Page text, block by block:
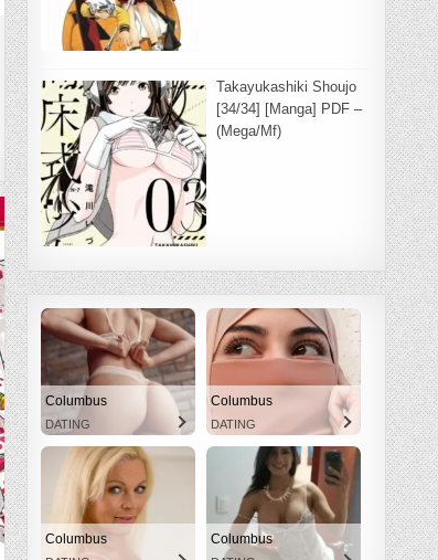
TWO BLUE VORTEX [36/??] [MANGA] PDF – (MEGA/MF/DRIVE)
Takayukashiki Shoujo
[34/34] [Manga] PDF –
(Mega/Mf)
Columbus
DATING
Columbus
DATING
Columbus Columbus